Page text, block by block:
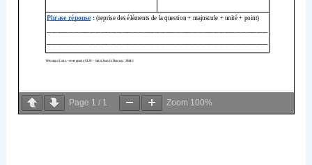
Page 1 / 1 Zoom 100%